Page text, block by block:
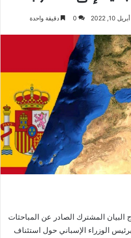
أبريل 10, 2022 0 دقيقة واحدة
البيان المشترك الصادر عن المباحثات
الوزراء الإسباني حول استئناف